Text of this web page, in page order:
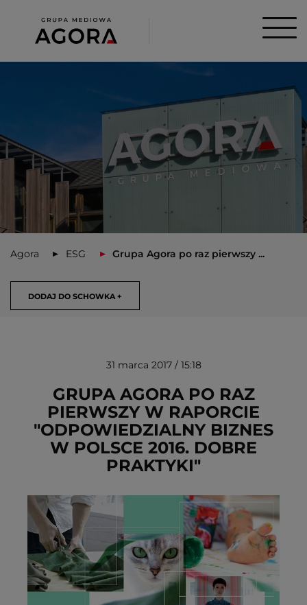
Agora ESG Grupa Agora po raz pierwszy ...
DODAJ DO SCHOWKA +
USUŃ ZE SCHOWKA
31 marca 2017 / 15:18
GRUPA AGORA PO RAZ
PIERWSZY W RAPORCIE
"ODPOWIEDZIALNY BIZNES
W POLSCE 2016. DOBRE
PRAKTYKI"